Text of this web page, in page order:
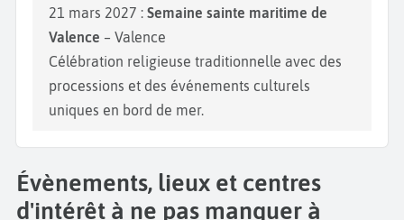
21 mars 2027 : Semaine sainte maritime de
Valence – Valence
Célébration religieuse traditionnelle avec des
processions et des événements culturels
uniques en bord de mer.
Évènements, lieux et centres
d'intérêt à ne pas manquer à